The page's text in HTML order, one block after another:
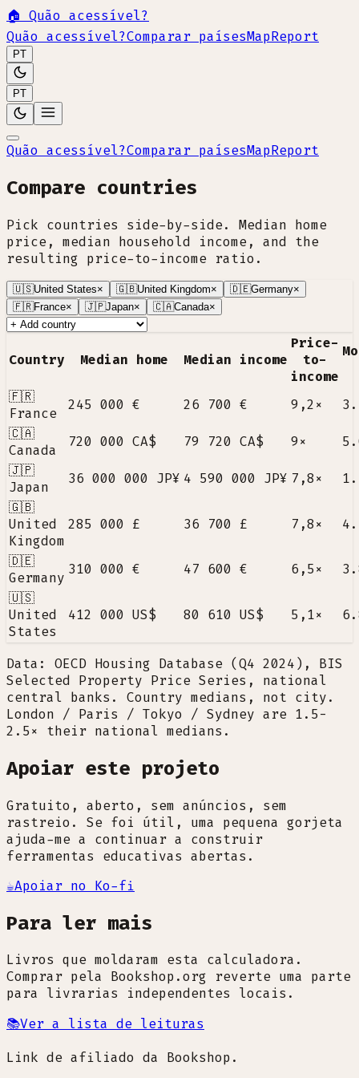
🏠 Quão acessível?
Quão acessível?Comparar paísesMapReport
PT
PT
Quão acessível?Comparar paísesMapReport
Compare countries
Pick countries side-by-side. Median home
price, median household income, and the
resulting price-to-income ratio.
🇺🇸United States× 🇬🇧United Kingdom× 🇩🇪Germany×
🇫🇷France× 🇯🇵Japan× 🇨🇦Canada×
Country Median home Median income
Price-
to-
income
🇫🇷
France
245 000 € 26 700 € 9,2×
🇨🇦
Canada
720 000 CA$ 79 720 CA$ 9×
🇯🇵
Japan
36 000 000 JP¥ 4 590 000 JP¥ 7,8×
🇬🇧
United
Kingdom
285 000 £ 36 700 £ 7,8×
🇩🇪
Germany
310 000 € 47 600 € 6,5×
🇺🇸
United
States
412 000 US$ 80 610 US$ 5,1×
Data: OECD Housing Database (Q4 2024), BIS
Selected Property Price Series, national
central banks. Country medians, not city.
London / Paris / Tokyo / Sydney are 1.5-
2.5× their national medians.
Apoiar este projeto
Gratuito, aberto, sem anúncios, sem
rastreio. Se foi útil, uma pequena gorjeta
ajuda-me a continuar a construir
ferramentas educativas abertas.
☕Apoiar no Ko-fi
Para ler mais
Livros que moldaram esta calculadora.
Comprar pela Bookshop.org reverte uma parte
para livrarias independentes locais.
📚Ver a lista de leituras
Link de afiliado da Bookshop.